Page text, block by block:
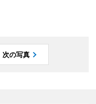
次の写真